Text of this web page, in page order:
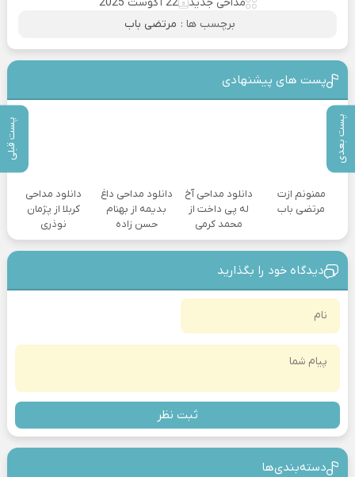
پست بعدی پست قبلی
مداحی جدید
22 آگوست 2025
برچسب ها : مرتضی باب
پست های پیشنهادی
ممنونم ازت
مرتضی باب
دانلود مداحی آخ
له پی داخت از
محمد کرمی
دانلود مداحی داغ
بدیمه از بهنام
حسن زاده
دانلود مداحی
کربلا از پژمان
نوذری
دیدگاه خود را بگذارید
ثبت نظر
دسته‌بندی‎‌‌ها